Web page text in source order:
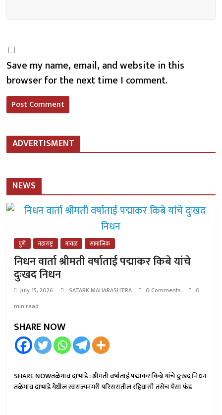
Save my name, email, and website in this
browser for the next time I comment.
ADVERTISMENT
NEWS
पुणे महाराष्ट्र मावळ सामाजिक
निधन वार्ता श्रीमती वर्षाताई पद्माकर किबे यांचे
दुःखद निधन
July 15, 2026 SATARK MAHARASHTRA 0 Comments
0
min read
SHARE NOW
SHARE NOWतळेगाव दाभाडे : श्रीमती वर्षाताई पद्माकर किबे यांचे दुःखद निधन
तळेगाव दाभाडे येथील स्वराज्यनगरी परिसरातील रहिवासी तसेच पैसा फंड